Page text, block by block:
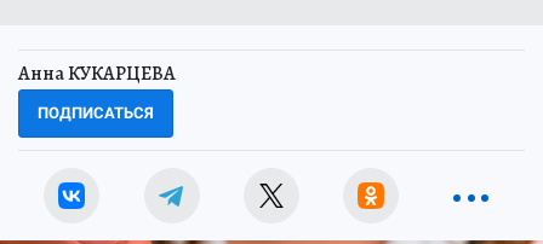
Анна КУКАРЦЕВА
ПОДПИСАТЬСЯ